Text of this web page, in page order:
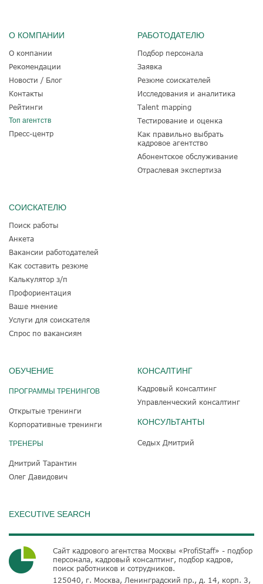
О КОМПАНИИ
О компании
Рекомендации
Новости / Блог
Контакты
Рейтинги
Топ агентств
Пресс-центр
РАБОТОДАТЕЛЮ
Подбор персонала
Заявка
Резюме соискателей
Исследования и аналитика
Talent mapping
Тестирование и оценка
Как правильно выбрать
кадровое агентство
Абонентское обслуживание
Отраслевая экспертиза
СОИСКАТЕЛЮ
Поиск работы
Анкета
Вакансии работодателей
Как составить резюме
Калькулятор з/п
Профориентация
Ваше мнение
Услуги для соискателя
Спрос по вакансиям
ОБУЧЕНИЕ
ПРОГРАММЫ ТРЕНИНГОВ
Открытые тренинги
Корпоративные тренинги
ТРЕНЕРЫ
Дмитрий Тарантин
Олег Давидович
КОНСАЛТИНГ
Кадровый консалтинг
Управленческий консалтинг
КОНСУЛЬТАНТЫ
Седых Дмитрий
EXECUTIVE SEARCH
Сайт кадрового агентства Москвы «ProfiStaff» - подбор
персонала, кадровый консалтинг, подбор кадров,
поиск работников и сотрудников.
125040, г. Москва, Ленинградский пр., д. 14, корп. 3,